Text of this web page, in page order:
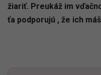
žiariť. Preukáž im
ťa podporujú , že ich